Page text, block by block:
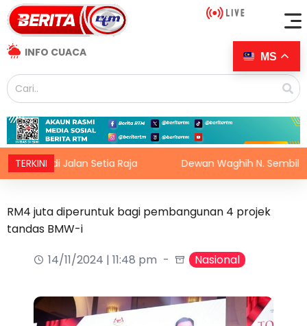
INFO CUACA
TERKINI
di Jalan Setia Raja Dewan Waghih N. Sembilan
RM4 juta diperuntuk bagi pembangunan 4 projek
tandas BMW-i
14/11/2024 | 11:48 pm
Nasional
MS